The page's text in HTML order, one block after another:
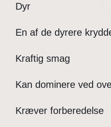
Dyr
En af de dyrere
Kraftig smag
Kan dominere ved
Kræver forberedelse